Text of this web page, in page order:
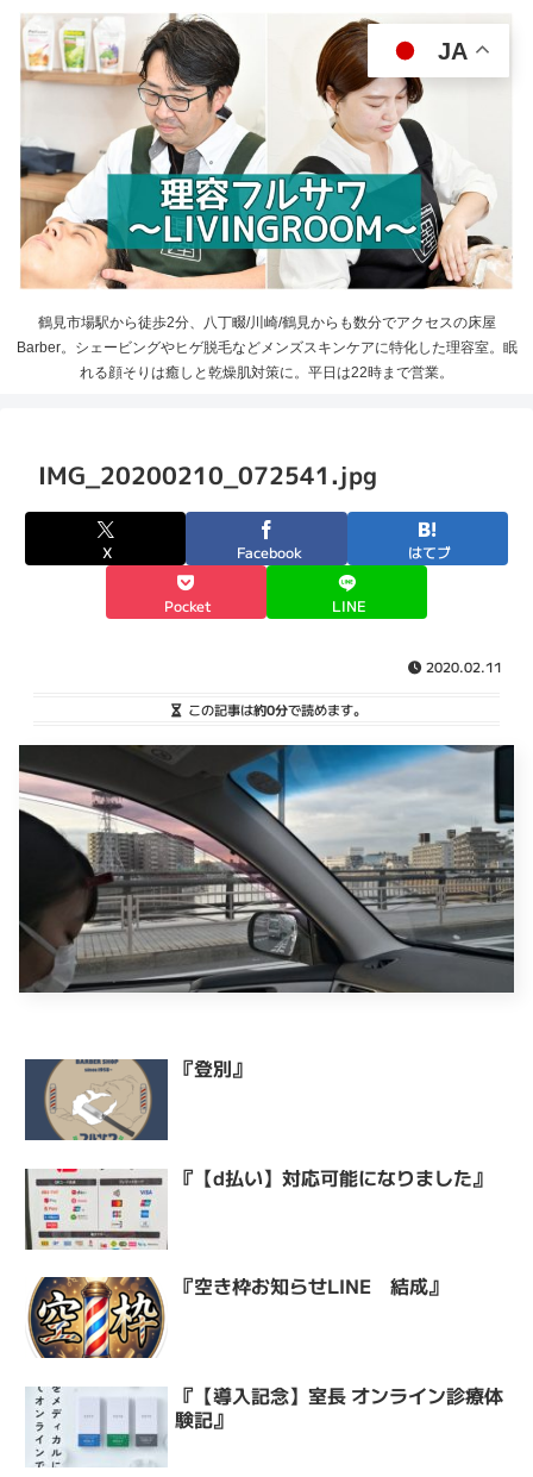
鶴見市場駅から徒歩2分、八丁畷/川崎/鶴見からも数分でアクセスの床屋
Barber。シェービングやヒゲ脱毛などメンズスキンケアに特化した理容室。眠
れる顔そりは癒しと乾燥肌対策に。平日は22時まで営業。
IMG_20200210_072541.jpg
X Facebook はてブ
Pocket LINE
2020.02.11
この記事は約0分で読めます。
『登別』
『【d払い】対応可能になりました』
『空き枠お知らせLINE 結成』
『【導入記念】室長 オンライン診療体
験記』
JA